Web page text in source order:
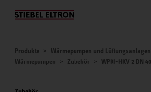
Unternehmen
Produkte
Wärmepumpen und Lüftungsanlagen
Wärmepumpen
Zubehör WPKI-HKV 2 DN 40